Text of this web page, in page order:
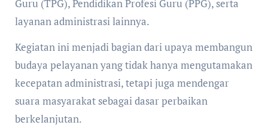
Guru (TPG), Pendidikan Profesi Guru (PPG), serta
layanan administrasi lainnya.
Kegiatan ini menjadi bagian dari upaya membangun
budaya pelayanan yang tidak hanya mengutamakan
kecepatan administrasi, tetapi juga mendengar
suara masyarakat sebagai dasar perbaikan
berkelanjutan.